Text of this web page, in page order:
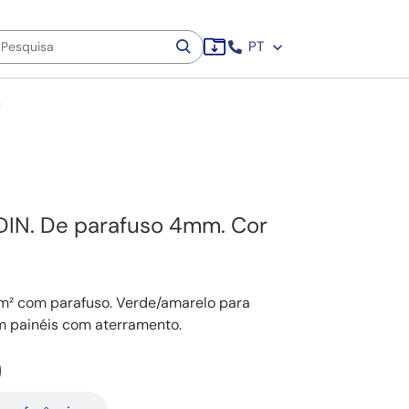
PT
De parafuso 4mm. Cor
com parafuso. Verde/amarelo para
painéis com aterramento.